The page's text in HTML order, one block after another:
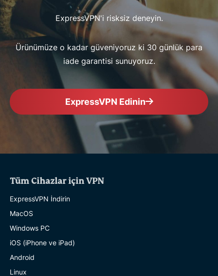
ExpressVPN'i risksiz deneyin.
Ürünümüze o kadar güveniyoruz ki 30 günlük para
iade garantisi sunuyoruz.
ExpressVPN Edinin
Tüm Cihazlar için VPN
ExpressVPN İndirin
MacOS
Windows PC
iOS (iPhone ve iPad)
Android
Linux